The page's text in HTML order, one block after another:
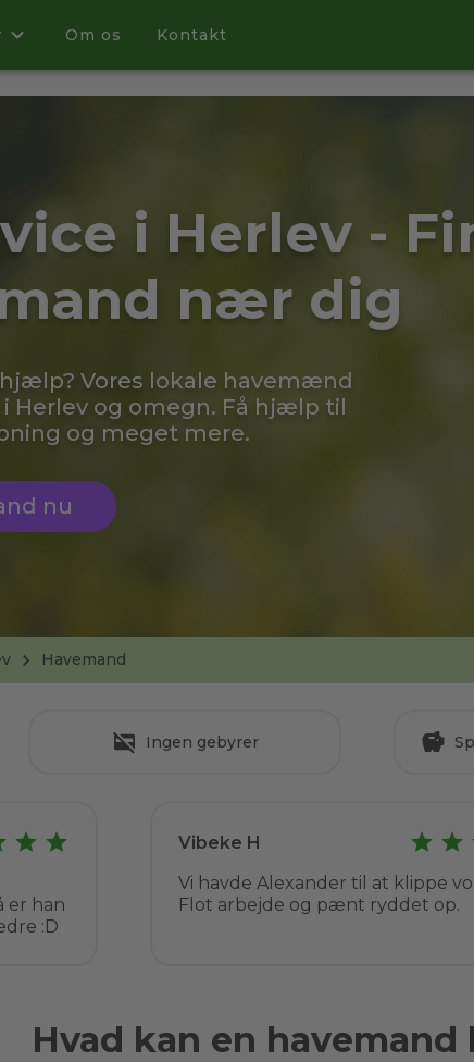
Om os Kontakt
i Herlev -
nær dig
Vores lokale havemænd
Herlev og omegn. Få hjælp til
og meget mere.
nu
Havemand
Ingen gebyrer
er han
:D
Vibeke H
Vi havde Alexander til at klippe
Flot arbejde og pænt ryddet op.
Hvad kan en